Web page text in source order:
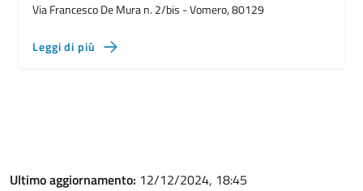
Via Francesco De Mura n. 2/bis - Vomero, 80129
Leggi di più
Ultimo aggiornamento: 12/12/2024, 18:45